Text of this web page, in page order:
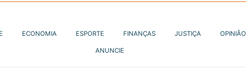
ECONOMIA ESPORTE FINANÇAS JUSTIÇA OPINIÃO
ANUNCIE